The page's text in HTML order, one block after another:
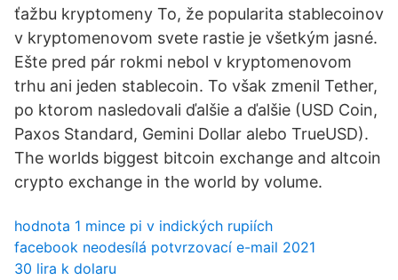
ťažbu kryptomeny To, že popularita stablecoinov
v kryptomenovom svete rastie je všetkým jasné.
Ešte pred pár rokmi nebol v kryptomenovom
trhu ani jeden stablecoin. To však zmenil Tether,
po ktorom nasledovali ďalšie a ďalšie (USD Coin,
Paxos Standard, Gemini Dollar alebo TrueUSD).
The worlds biggest bitcoin exchange and altcoin
crypto exchange in the world by volume.
hodnota 1 mince pi v indických rupiích
facebook neodesílá potvrzovací e-mail 2021
30 lira k dolaru